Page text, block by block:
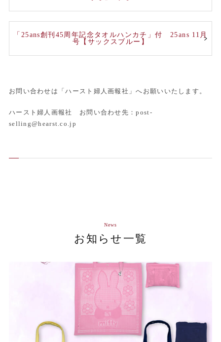
「25ans創刊45周年記念タオルハンカチ」付 25ans 11月
号【サックスブルー】
お問い合わせは「ハースト婦人画報社」へお願いいたします。
ハースト婦人画報社 お問い合わせ先：post-
selling@hearst.co.jp
お知らせ一覧
News